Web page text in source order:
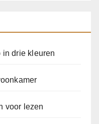
drie kleuren
voor lezen